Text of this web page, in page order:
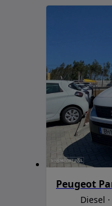
Peugeot
Diesel